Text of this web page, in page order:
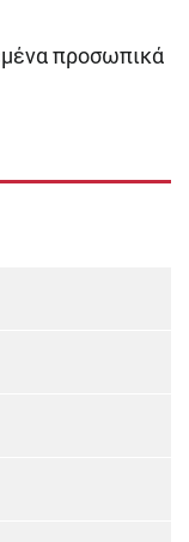
προσωπικά